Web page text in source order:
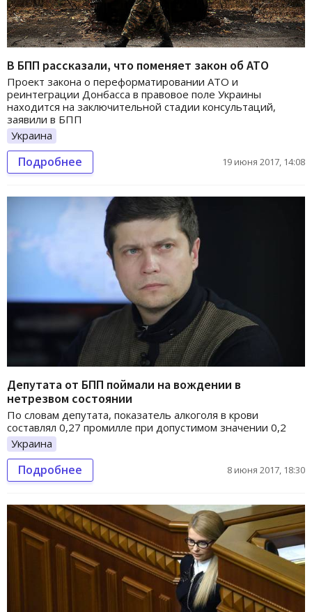
В БПП рассказали, что поменяет закон об АТО
Проект закона о переформатировании АТО и
реинтеграции Донбасса в правовое поле Украины
находится на заключительной стадии консультаций,
заявили в БПП
Украина
Подробнее 19 июня 2017, 14:08
Депутата от БПП поймали на вождении в
нетрезвом состоянии
По словам депутата, показатель алкоголя в крови
составлял 0,27 промилле при допустимом значении 0,2
Украина
Подробнее 8 июня 2017, 18:30